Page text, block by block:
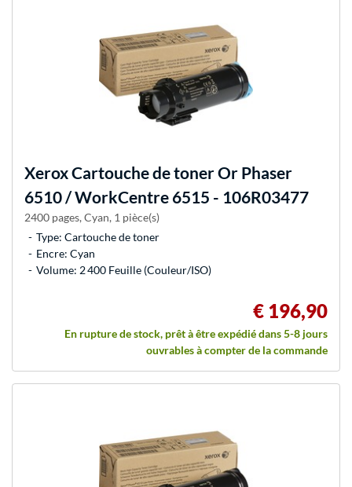
XeroxCartouche de toner Or Phaser
6510 / WorkCentre 6515 - 106R03477
2400 pages, Cyan, 1 pièce(s)
Type: Cartouche de toner
Encre: Cyan
Volume: 2 400 Feuille (Couleur/ISO)
€ 196,90
En rupture de stock, prêt à être expédié dans 5-8 jours
ouvrables à compter de la commande